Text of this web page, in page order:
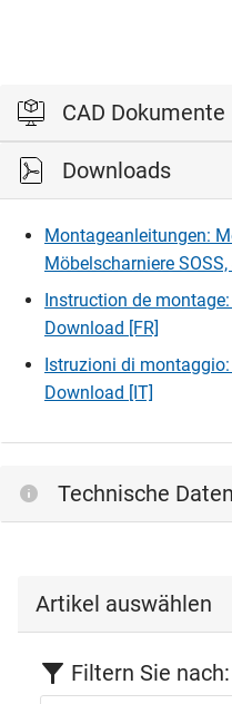
CAD Dokumente
Bitte einloggen, um die
herunterladen zu können.
Downloads
Montageanleitungen:
Möbelscharniere
Instruction de
Download [FR]
Istruzioni di
Download [IT]
Technische Daten
Artikel auswählen
Filtern Sie nach: